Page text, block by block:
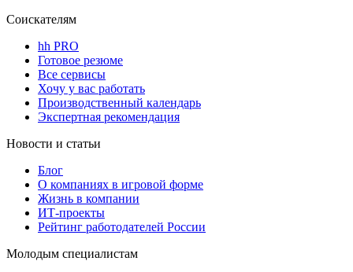
Соискателям
hh PRO
Готовое резюме
Все сервисы
Хочу у вас работать
Производственный календарь
Экспертная рекомендация
Новости и статьи
Блог
О компаниях в игровой форме
Жизнь в компании
ИТ-проекты
Рейтинг работодателей России
Молодым специалистам